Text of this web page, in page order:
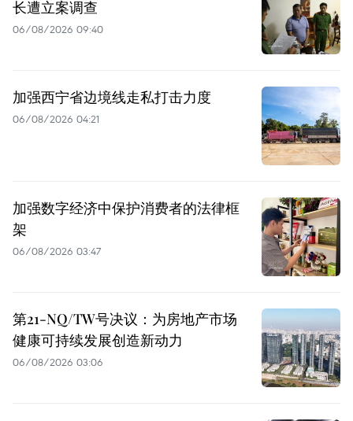
长遭立案调查
06/08/2026 09:40
加强西宁省边境线走私打击力度
06/08/2026 04:21
加强数字经济中保护消费者的法律框
架
06/08/2026 03:47
第21-NQ/TW号决议：为房地产市场
健康可持续发展创造新动力
06/08/2026 03:06